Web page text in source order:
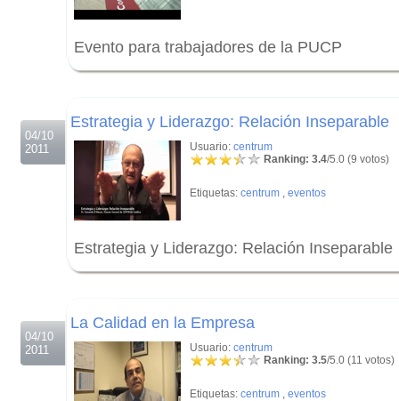
Evento para trabajadores de la PUCP
04/10
2011
Estrategia y Liderazgo: Relación Inseparable
Usuario: centrum
Ranking: 3.4/5.0 (9 votos)
Etiquetas: centrum , eventos
Estrategia y Liderazgo: Relación Inseparable
04/10
2011
La Calidad en la Empresa
Usuario: centrum
Ranking: 3.5/5.0 (11 votos)
Etiquetas: centrum , eventos